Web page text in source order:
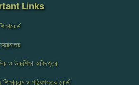
Links
ও উচ্চশিক্ষা অধিদপ্তর
শিক্ষাক্রম ও পাঠ্যপুস্তক বোর্ড